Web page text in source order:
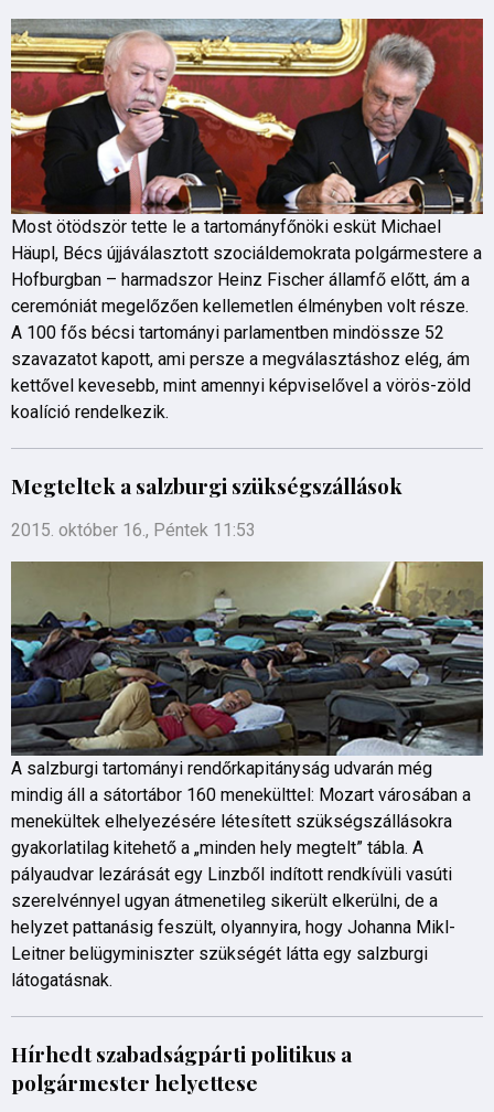
Most ötödször tette le a tartományfőnöki esküt Michael
Häupl, Bécs újjáválasztott szociáldemokrata polgármestere a
Hofburgban – harmadszor Heinz Fischer államfő előtt, ám a
ceremóniát megelőzően kellemetlen élményben volt része.
A 100 fős bécsi tartományi parlamentben mindössze 52
szavazatot kapott, ami persze a megválasztáshoz elég, ám
kettővel kevesebb, mint amennyi képviselővel a vörös-zöld
koalíció rendelkezik.
Megteltek a salzburgi szükségszállások
2015. október 16., Péntek 11:53
A salzburgi tartományi rendőrkapitányság udvarán még
mindig áll a sátortábor 160 menekülttel: Mozart városában a
menekültek elhelyezésére létesített szükségszállásokra
gyakorlatilag kitehető a „minden hely megtelt” tábla. A
pályaudvar lezárását egy Linzből indított rendkívüli vasúti
szerelvénnyel ugyan átmenetileg sikerült elkerülni, de a
helyzet pattanásig feszült, olyannyira, hogy Johanna Mikl-
Leitner belügyminiszter szükségét látta egy salzburgi
látogatásnak.
Hírhedt szabadságpárti politikus a
polgármester helyettese